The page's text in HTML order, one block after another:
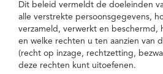
Dit beleid vermeldt de doeleinden
alle verstrekte persoonsgegevens,
verzameld, verwerkt en beschermd,
en welke rechten u ten aanzien van
(recht op inzage, rechtzetting,
deze rechten kunt uitoefenen.